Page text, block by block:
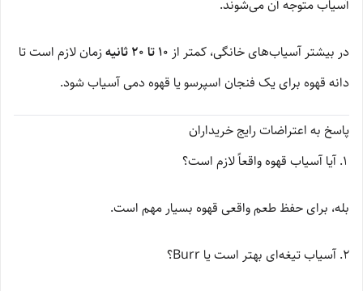
آسیاب متوجه آن می‌شوند.
در بیشتر آسیاب‌های خانگی، کمتر از 10 تا 20 ثانیه
زمان لازم است تا
دانه قهوه برای یک فنجان اسپرسو یا قهوه دمی آسیاب شود.
پاسخ به اعتراضات رایج خریداران
آیا آسیاب قهوه واقعاً لازم است؟
بله، برای حفظ طعم واقعی قهوه بسیار مهم است.
آسیاب تیغه‌ای بهتر است یا Burr؟